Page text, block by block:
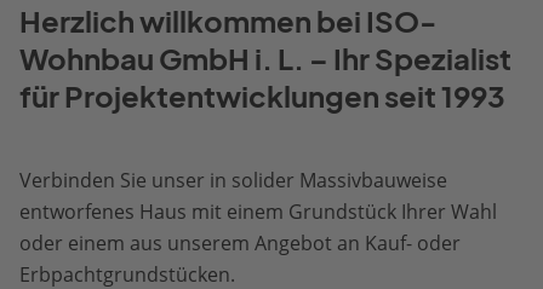
Herzlich willkommen bei ISO-
Wohnbau GmbH i. L. – Ihr Spezialist
für Projektentwicklungen seit 1993
Verbinden Sie unser in solider Massivbauweise
entworfenes Haus mit einem Grundstück Ihrer Wahl
oder einem aus unserem Angebot an Kauf- oder
Erbpachtgrundstücken.